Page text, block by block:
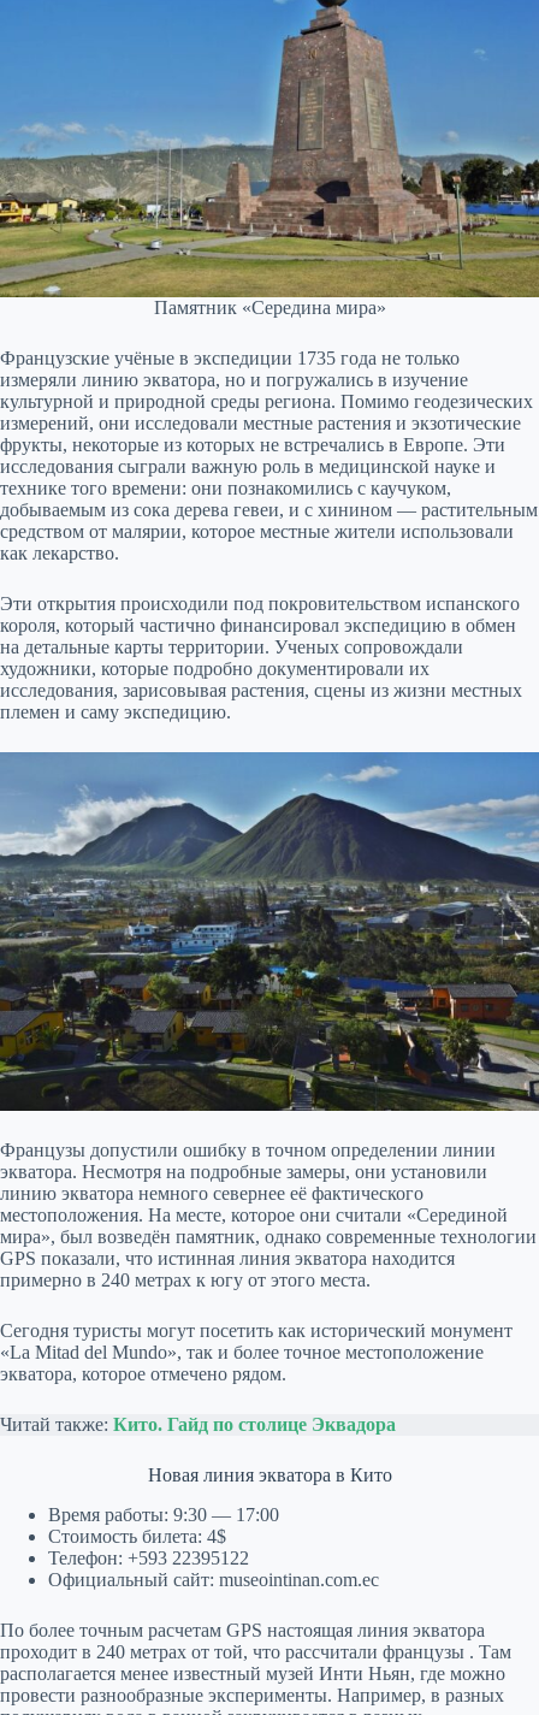
Памятник «Середина мира»
Французские учёные в экспедиции 1735 года не только
измеряли линию экватора, но и погружались в изучение
культурной и природной среды региона. Помимо геодезических
измерений, они исследовали местные растения и экзотические
фрукты, некоторые из которых не встречались в Европе. Эти
исследования сыграли важную роль в медицинской науке и
технике того времени: они познакомились с каучуком,
добываемым из сока дерева гевеи, и с хинином — растительным
средством от малярии, которое местные жители использовали
как лекарство.
Эти открытия происходили под покровительством испанского
короля, который частично финансировал экспедицию в обмен
на детальные карты территории. Ученых сопровождали
художники, которые подробно документировали их
исследования, зарисовывая растения, сцены из жизни местных
племен и саму экспедицию.
Французы допустили ошибку в точном определении линии
экватора. Несмотря на подробные замеры, они установили
линию экватора немного севернее её фактического
местоположения. На месте, которое они считали «Серединой
мира», был возведён памятник, однако современные технологии
GPS показали, что истинная линия экватора находится
примерно в 240 метрах к югу от этого места.
Сегодня туристы могут посетить как исторический монумент
«La Mitad del Mundo», так и более точное местоположение
экватора, которое отмечено рядом.
Читай также: Кито. Гайд по столице Эквадора
Новая линия экватора в Кито
Время работы: 9:30 — 17:00
Стоимость билета: 4$
Телефон: +593 22395122
Официальный сайт: museointinan.com.ec
По более точным расчетам GPS настоящая линия экватора
проходит в 240 метрах от той, что рассчитали французы . Там
располагается менее известный музей Инти Ньян, где можно
провести разнообразные эксперименты. Например, в разных